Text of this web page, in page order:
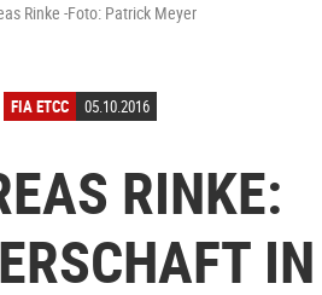
Rinke -Foto: Patrick Meyer
FIA ETCC 05.10.2016
RINKE: